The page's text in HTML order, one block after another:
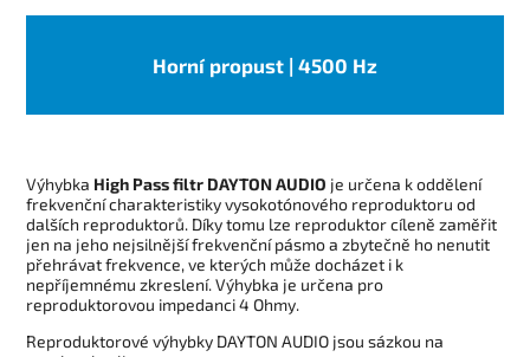
Horní propust | 4500 Hz
Výhybka High Pass filtr DAYTON AUDIO je určena k oddělení
frekvenční charakteristiky vysokotónového reproduktoru od
dalších reproduktorů. Díky tomu lze reproduktor cíleně zaměřit
jen na jeho nejsilnější frekvenční pásmo a zbytečně ho nenutit
přehrávat frekvence, ve kterých může docházet i k
nepříjemnému zkreslení. Výhybka je určena pro
reproduktorovou impedanci 4 Ohmy.
Reproduktorové výhybky DAYTON AUDIO jsou sázkou na